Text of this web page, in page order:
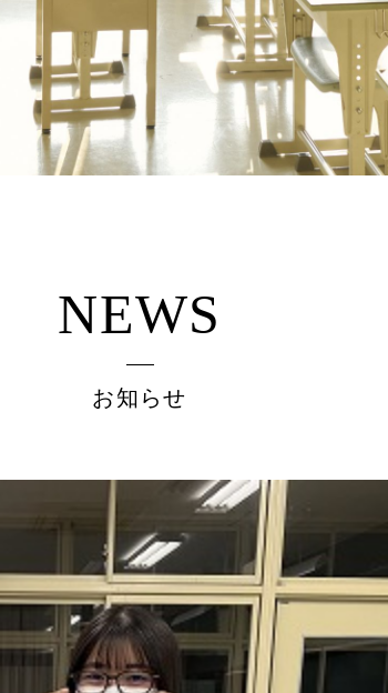
NEWS
お知らせ